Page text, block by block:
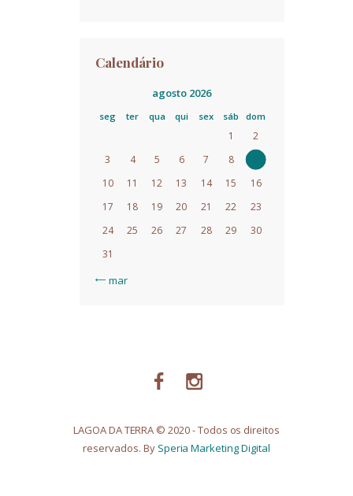
Calendário
agosto 2026
seg ter qua qui sex sáb dom
1
2
3
4 5 6 7 8
10
11 12 13 14 15
16
17
18 19 20 21 22
23
24
25 26 27 28 29
30
31
« mar
LAGOA DA TERRA © 2020 - Todos os direitos
reservados. By Speria Marketing Digital